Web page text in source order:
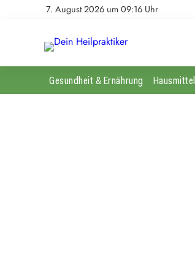
7. August 2026 um 09:16 Uhr
Gesundheit & Ernährung Hausmittel